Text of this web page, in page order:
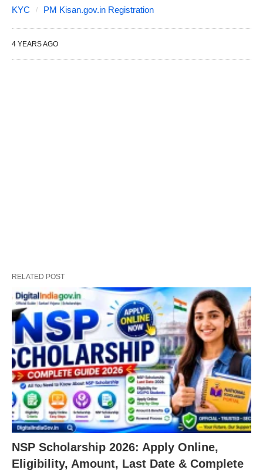
KYC
PM Kisan.gov.in Registration
4 YEARS AGO
RELATED POST
NSP Scholarship 2026: Apply Online,
Eligibility, Amount, Last Date & Complete